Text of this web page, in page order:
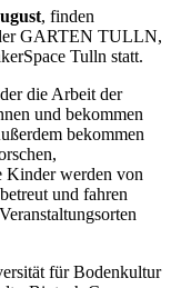
, finden
GARTEN TULLN,
Tulln statt.
die Arbeit der
und bekommen
bekommen
Kinder werden von
und fahren
für Bodenkultur